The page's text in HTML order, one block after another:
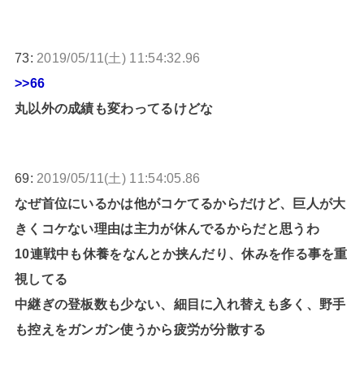
73: 2019/05/11(土) 11:54:32.96
>>66
丸以外の成績も変わってるけどな
69: 2019/05/11(土) 11:54:05.86
なぜ首位にいるかは他がコケてるからだけど、巨人が大
きくコケない理由は主力が休んでるからだと思うわ
10連戦中も休養をなんとか挟んだり、休みを作る事を重
視してる
中継ぎの登板数も少ない、細目に入れ替えも多く、野手
も控えをガンガン使うから疲労が分散する